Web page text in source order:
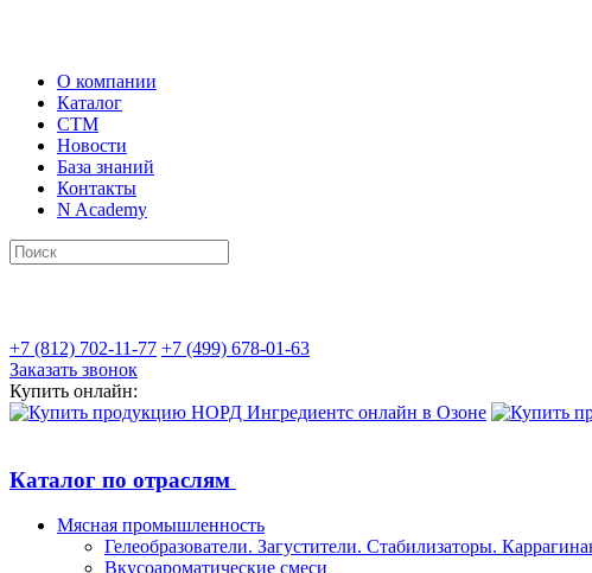
О компании
Каталог
СТМ
Новости
База знаний
Контакты
N Academy
+7 (812) 702-11-77 +7 (499) 678-01-63
Заказать звонок
Купить онлайн:
Каталог по отраслям
Мясная промышленность
Гелеобразователи. Загустители. Стабилизаторы.
Вкусоароматические смеси